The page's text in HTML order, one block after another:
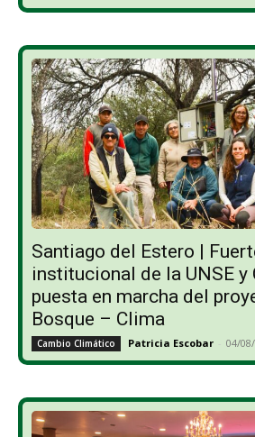
Santiago del Estero |
institucional de la UNSE y
puesta en marcha del
Bosque – Clima
Cambio Climático Patricia Escobar - 04/